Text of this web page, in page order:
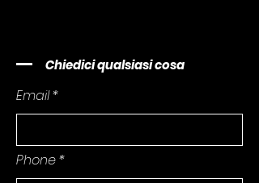
Chiedici qualsiasi cosa
Email
Phone